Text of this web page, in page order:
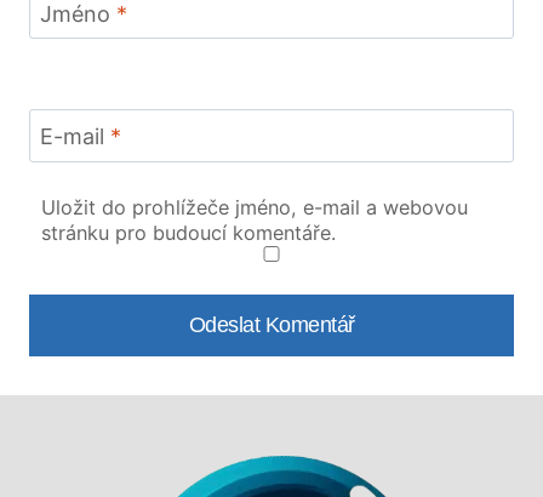
Jméno *
E-mail *
Uložit do prohlížeče jméno, e-mail a webovou
stránku pro budoucí komentáře.